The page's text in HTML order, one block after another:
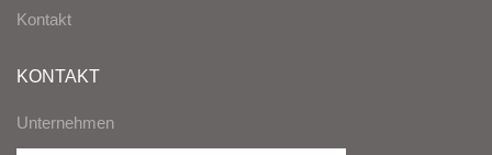
Kontakt
KONTAKT
Unternehmen